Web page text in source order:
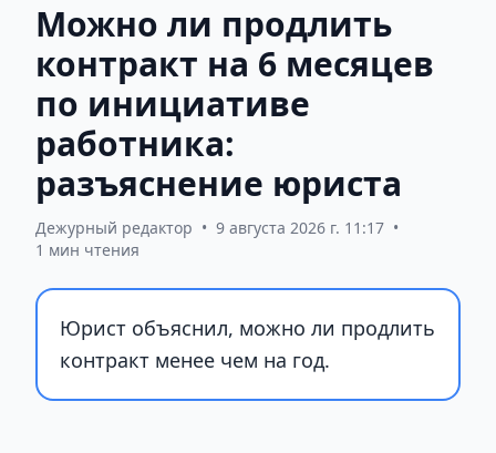
Можно ли продлить
контракт на 6 месяцев
по инициативе
работника:
разъяснение юриста
Дежурный редактор • 9 августа 2026 г. 11:17 •
1 мин чтения
Юрист объяснил, можно ли продлить
контракт менее чем на год.